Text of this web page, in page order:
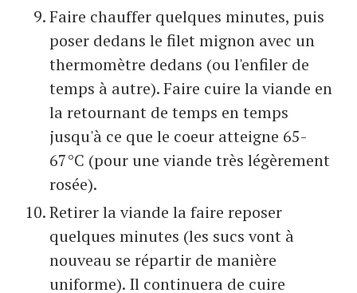
Faire chauffer quelques minutes, puis
poser dedans le filet mignon avec un
thermomètre dedans (ou l'enfiler de
temps à autre). Faire cuire la viande en
la retournant de temps en temps
jusqu'à ce que le coeur atteigne 65-
67°C (pour une viande très légèrement
rosée).
Retirer la viande la faire reposer
quelques minutes (les sucs vont à
nouveau se répartir de manière
uniforme). Il continuera de cuire